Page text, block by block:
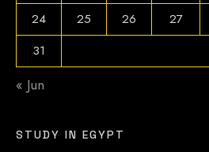
24
25 26 27
31
« Jun
STUDY IN EGYPT